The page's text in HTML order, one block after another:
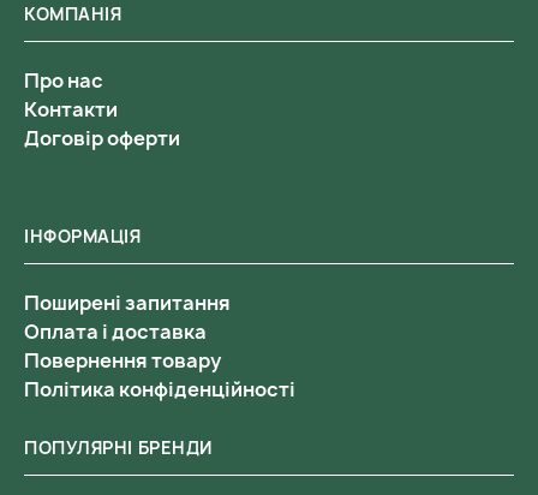
ІНФОРМАЦІЯ
Поширені запитання
Оплата і доставка
Повернення товару
Політика конфіденційності
КОМПАНІЯ
Про нас
Контакти
Договір оферти
ПОПУЛЯРНІ БРЕНДИ